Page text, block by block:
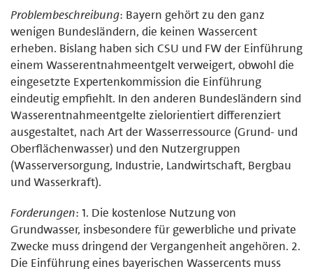
Problembeschreibung: Bayern gehört zu den ganz
wenigen Bundesländern, die keinen Wassercent
erheben. Bislang haben sich CSU und FW der Einführung
einem Wasserentnahmeentgelt verweigert, obwohl die
eingesetzte Expertenkommission die Einführung
eindeutig empfiehlt. In den anderen Bundesländern sind
Wasserentnahmeentgelte zielorientiert differenziert
ausgestaltet, nach Art der Wasserressource (Grund- und
Oberflächenwasser) und den Nutzergruppen
(Wasserversorgung, Industrie, Landwirtschaft, Bergbau
und Wasserkraft).
Forderungen: 1. Die kostenlose Nutzung von
Grundwasser, insbesondere für gewerbliche und private
Zwecke muss dringend der Vergangenheit angehören. 2.
Die Einführung eines bayerischen Wassercents muss